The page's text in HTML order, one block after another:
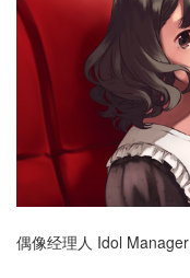
偶像经理人 Idol Manager